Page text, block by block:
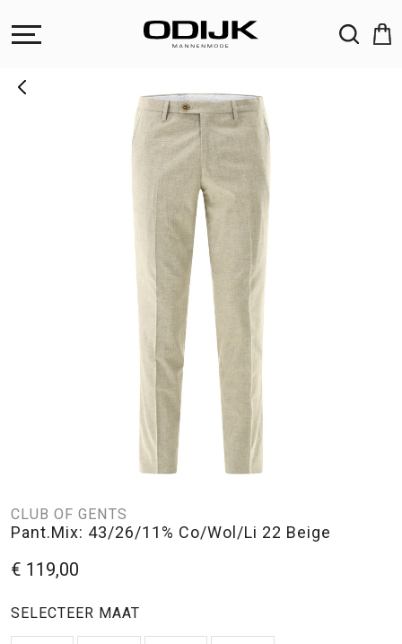
CLUB OF GENTS
Pant.Mix: 43/26/11% Co/Wol/Li 22 Beige
€ 119,00
SELECTEER MAAT